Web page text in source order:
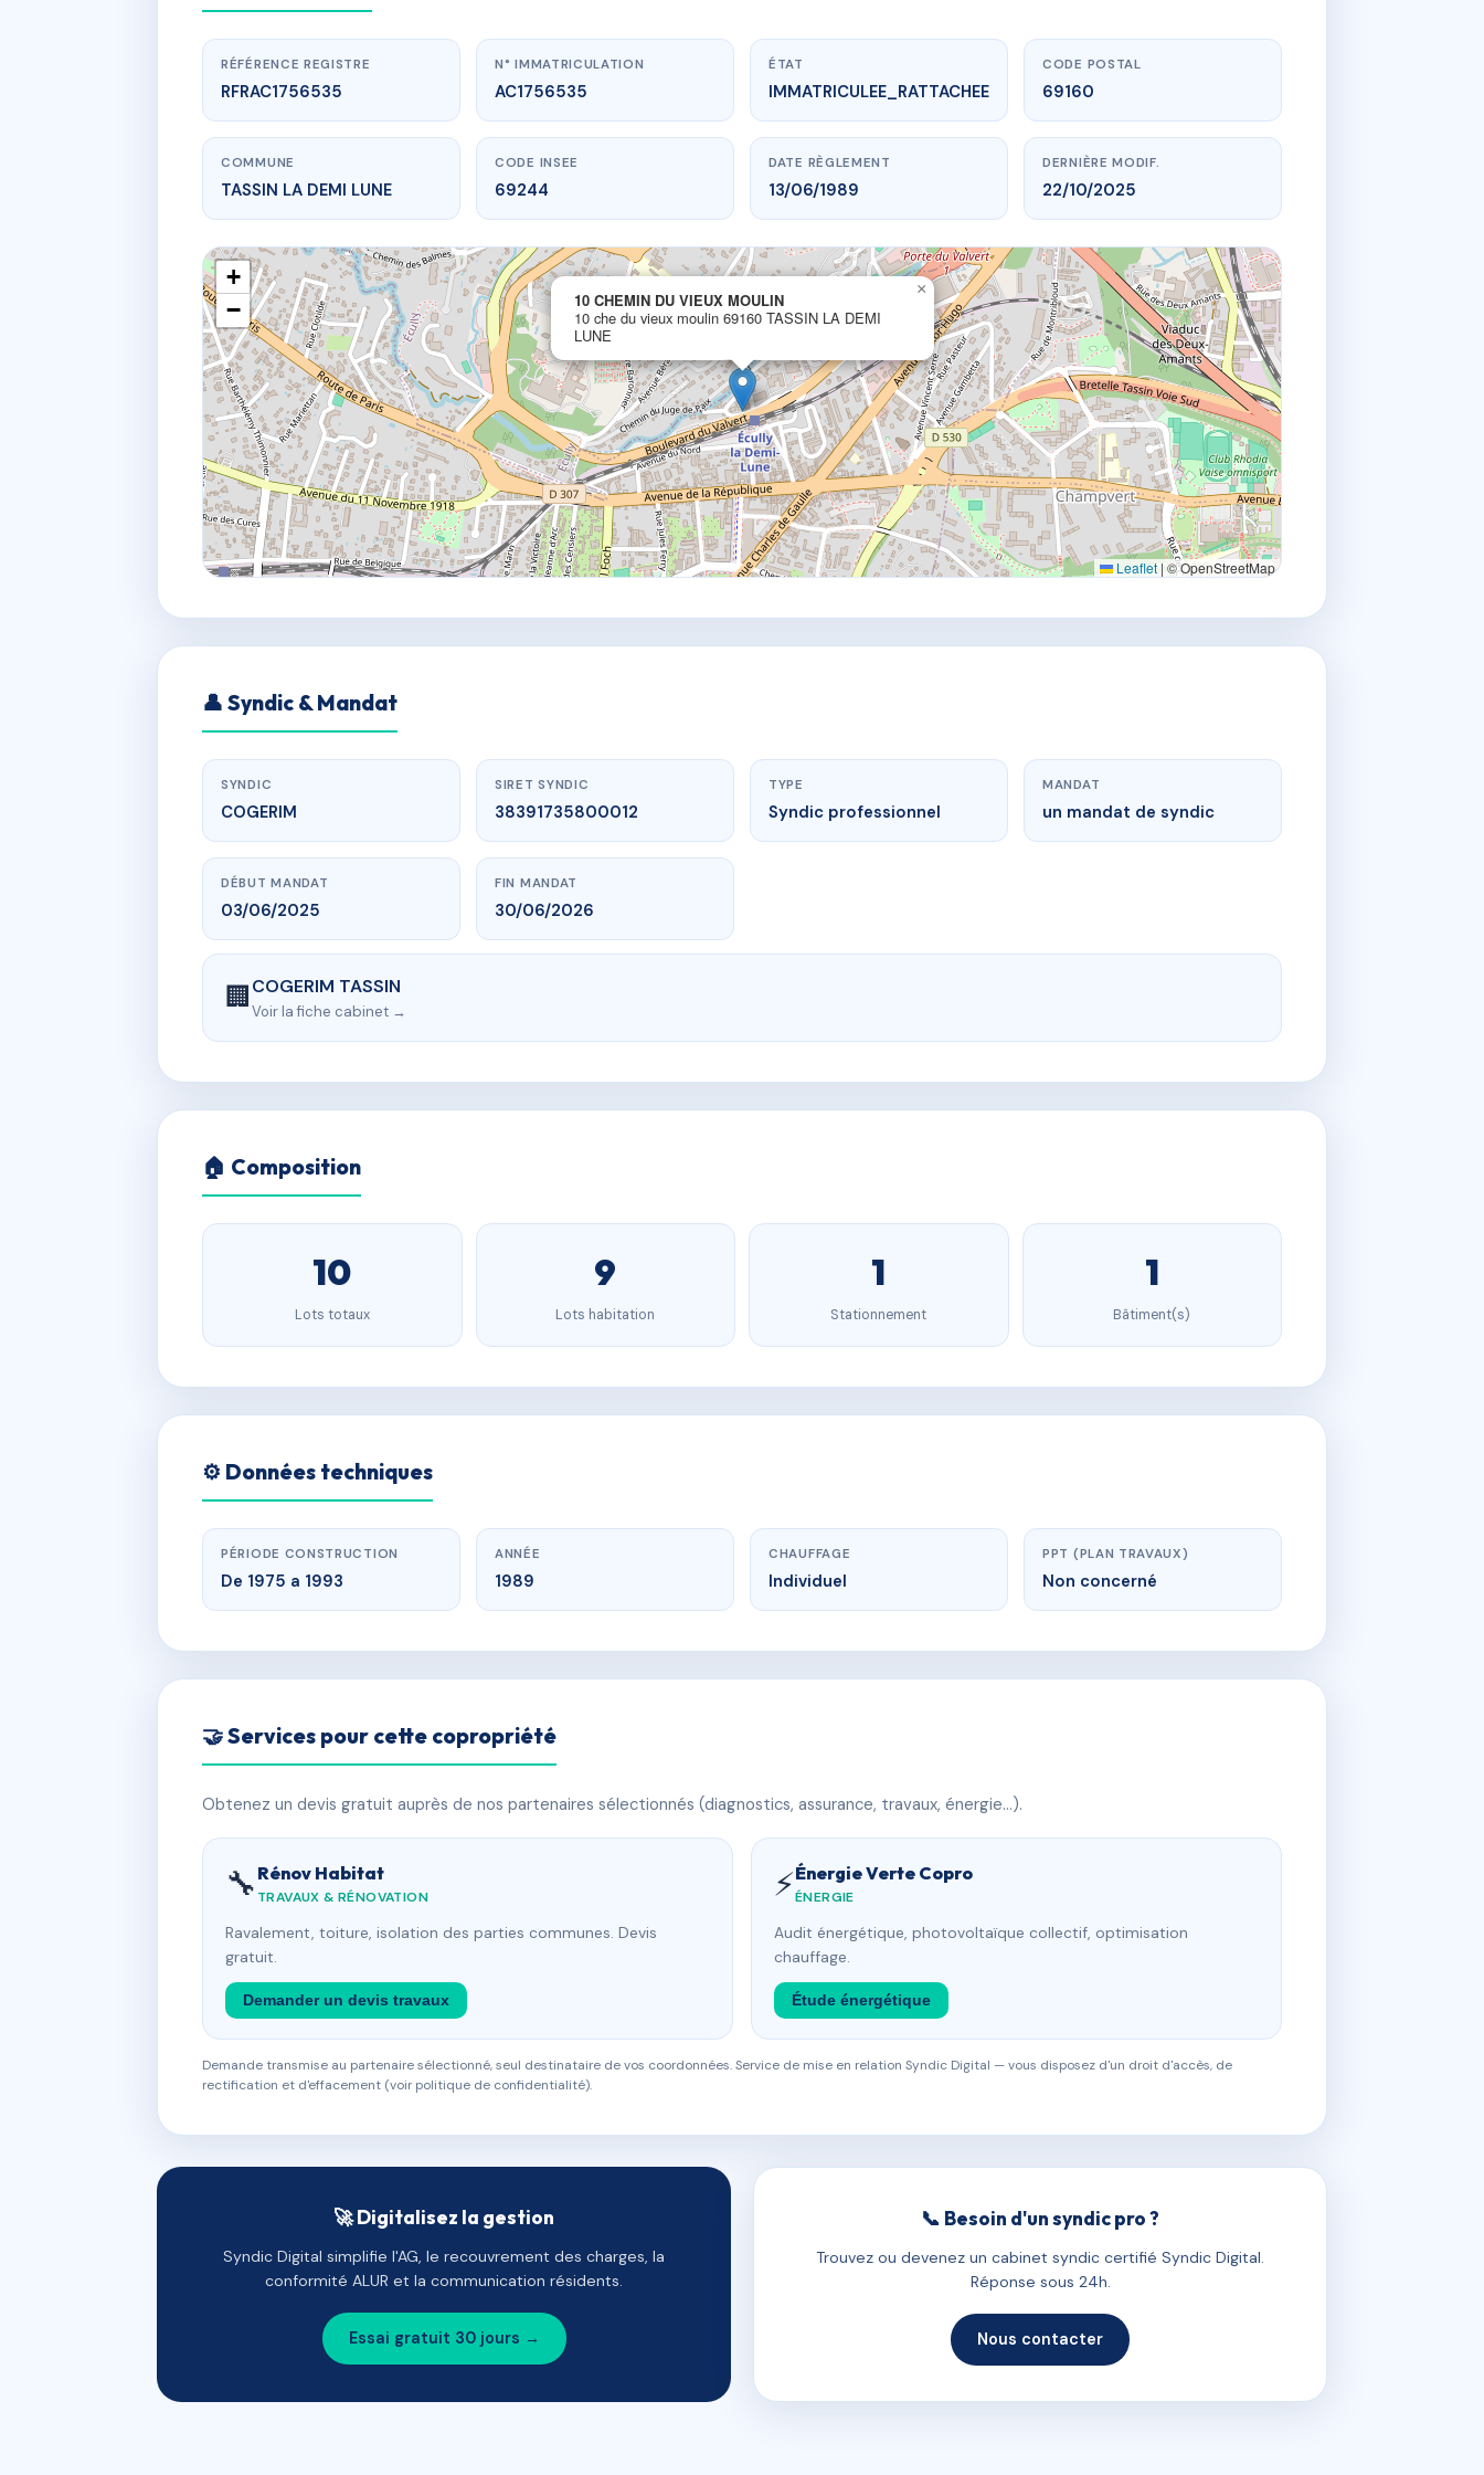
www.vme.plus/AC1756535
10 CHEMIN DU VIEUX MOULIN
10 che du vieux moulin69160 TASSIN LA DEMI LUNE
RÉFÉRENCE REGISTRE
RFRAC1756535
N° IMMATRICULATION
AC1756535
ÉTAT
IMMATRICULEE_RATTACHEE
CODE POSTAL
69160
COMMUNE
TASSIN LA DEMI LUNE
CODE INSEE
69244
DATE RÈGLEMENT
13/06/1989
DERNIÈRE MODIF.
22/10/2025
10 CHEMIN DU VIEUX MOULIN
10 che du vieux moulin 69160 TASSIN LA DEMI
LUNE
×
+
−
Leaflet | © OpenStreetMap
👤 Syndic & Mandat
SYNDIC
COGERIM
SIRET SYNDIC
38391735800012
TYPE
Syndic professionnel
MANDAT
un mandat de syndic
DÉBUT MANDAT
03/06/2025
FIN MANDAT
30/06/2026
🏢COGERIM TASSIN
Voir la fiche cabinet →
🏠 Composition
10
Lots totaux
9
Lots habitation
1
Stationnement
1
Bâtiment(s)
⚙️ Données techniques
PÉRIODE CONSTRUCTION
De 1975 a 1993
ANNÉE
1989
CHAUFFAGE
Individuel
PPT (PLAN TRAVAUX)
Non concerné
🤝 Services pour cette copropriété
Obtenez un devis gratuit auprès de nos partenaires sélectionnés (diagnostics, assurance, travaux, énergie…).
🔧 Rénov Habitat
TRAVAUX & RÉNOVATION
Ravalement, toiture, isolation des parties communes. Devis
gratuit.
Demander un devis travaux
⚡Énergie Verte Copro
ÉNERGIE
Audit énergétique, photovoltaïque collectif, optimisation
chauffage.
Étude énergétique
Demande transmise au partenaire sélectionné, seul destinataire de vos coordonnées. Service de mise en relation Syndic Digital — vous disposez d'un droit d'accès, de
rectification et d'effacement (voir politique de confidentialité).
🚀 Digitalisez la gestion
Syndic Digital simplifie l'AG, le recouvrement des charges, la
conformité ALUR et la communication résidents.
Essai gratuit 30 jours →
📞 Besoin d'un syndic pro ?
Trouvez ou devenez un cabinet syndic certifié Syndic Digital.
Réponse sous 24h.
Nous contacter